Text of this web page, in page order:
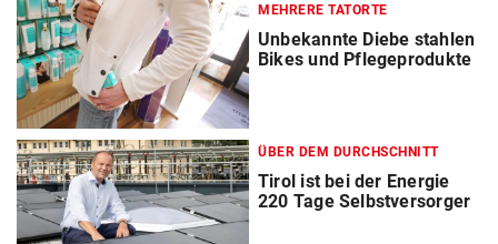
MEHRERE TATORTE
Unbekannte Diebe stahlen
Bikes und Pflegeprodukte
ÜBER DEM DURCHSCHNITT
Tirol ist bei der Energie
220 Tage Selbstversorger